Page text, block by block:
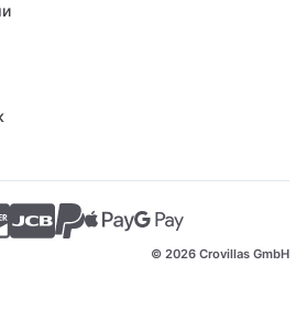
© 2026 Crovillas GmbH